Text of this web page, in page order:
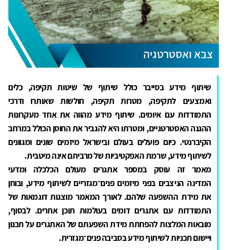
שיתוף מידע בסייבר כולל שיתוף של שיטות תקיפה, כלים
ואמצעים לתקיפה, מטרות תקיפה, חולשות שאותרו ודרכי
התמודדות עם איומים. שיתוף מידע מהווה את אחד מעקרונות
ההגנה האסטרטגיים, ומטרתו היא להגביר את החוסן הכולל במרחב
הקיברנטי. כיום פועלים בעולם ובישראל מיזמים שונים ומגוונים
לשיתוף מידע, שרמת האפקטיביות של מרביתם אינה מיטבית.
מאמר זה עוסק במספר אתגרים מעולם הכלכלה ומדעי
המדינה הניצבים בפני מיזמים פנים־מגזריים לשיתוף מידע, ובוחן
את מידת ההשפעה שלהם. לאורך המאמר מוצגות דוגמאות של
התמודדות עם אתגרים דומים בעולמות תוכן אחרים. לבסוף,
מובאות המלצות להפחתת מידת השפעתם של האתגרים על תכנון
ויישום תכניות לשיתוף מידע בסביבה פנים־מגזרית.